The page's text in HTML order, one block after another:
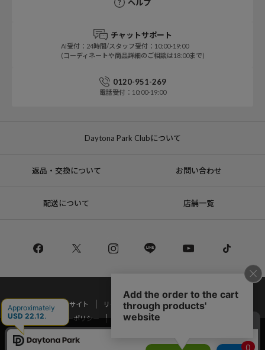
ヘルプ
チャットサポート
AI受付：24時間/スタッフ受付：10:00-19:00
(コーディネートや商品詳細のご相談は18:00まで)
0120-951-269
電話受付：10:00-19:00
Daytona Park Clubについて
返品・交換について お問い合わせ
配送について 店舗一覧
コーポレートサイト リクルート
サステナブルマークについて
プライバシーポリシー
特定商取引法・古物営業法に基づく表記
当サイトでは利用体験の向上およびコンテンツの最適な提供、トラフィック
の分析を目的としてCookieを使用しています。